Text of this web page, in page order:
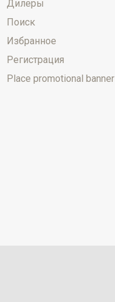
Дилеры
Поиск
Избранное
Регистрация
Place promotional banner